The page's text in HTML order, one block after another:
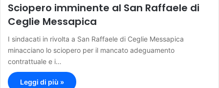
Sciopero imminente al San Raffaele di
Ceglie Messapica
I sindacati in rivolta a San Raffaele di Ceglie Messapica
minacciano lo sciopero per il mancato adeguamento
contrattuale e i…
Leggi di più »